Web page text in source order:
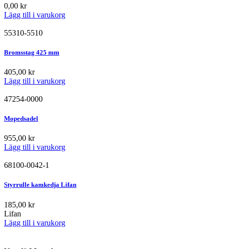
0,00 kr
Lägg till i varukorg
55310-5510
Bromsstag 425 mm
405,00 kr
Lägg till i varukorg
47254-0000
Mopedsadel
955,00 kr
Lägg till i varukorg
68100-0042-1
Styrrulle kamkedja Lifan
185,00 kr
Lifan
Lägg till i varukorg